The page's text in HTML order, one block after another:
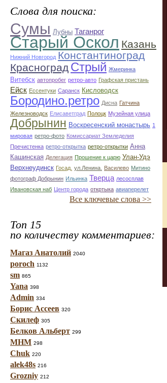
Слова для поиска:
Сумы Лубны Таганрог
Старый Оскол Казань
Нижний Новгород Константиноград
Красноград Стрый Жмеринка
Витебск автопробег ретро-авто Графская пристань
Ейск Ессентуки Саранск Кисловодск
Бородино.ретро Дисна Гатчина
Железноводск Елисаветград Полоцк Музейная улица
Добрынин Воскресенский монастырь 1
мировая ретро-фото Комиссариат Земледелия
Пречистенка ретро-открытка ретро-открытки Анна
Кашинская Делегация Прошение к царю Улан-Удэ
Верхнеудинск Госад. ул.Ленина. Василево Митино
фотограф Добрынин Ильинка Тверца лесосплав
Ивановская наб Центр города откртыка авиаперелет
Все ключевые слова >>
Топ 15
по количеству комментариев:
Магаз Анатолий 2040
poroch 1132
sm 865
Yana 398
Admin 334
Борис Ассеев 320
Скилеф 305
Белков Альберт 299
МНМ 298
Chuk 220
alek48s 216
Grozniy 212